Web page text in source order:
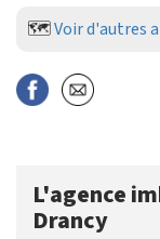
🗺️Voir d'autres
L'agence
Drancy